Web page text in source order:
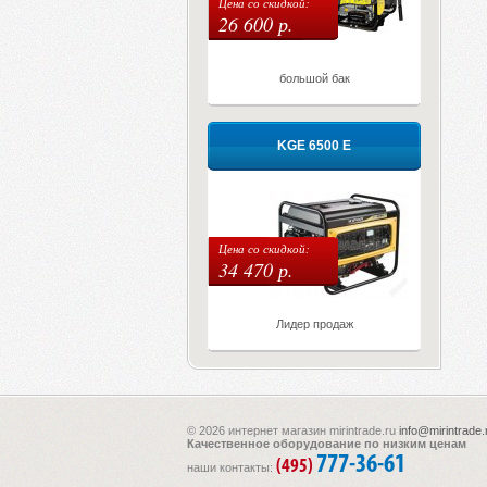
26 600 р.
большой бак
KGE 6500 E
Цена со скидкой:
34 470 р.
Лидер продаж
© 2026 интернет магазин mirintrade.ru
Качественное оборудование по низким ценам
наши контакты: (495) 777-36-61